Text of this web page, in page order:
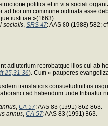
politica et in vita sociali
ad bonum commune ordinata esse
iustitiae »(1663).
socialis SRS 47: AAS 80 (1988) 582; cf
adiutorium reprobatque illos qui ab
25,31-36). Cum « pauperes
translaticiis consuetudinibus
ad habendum unde tribuatur
CA 57: AAS 83 (1991) 862-863.
annus CA 57: AAS 83 (1991) 863.